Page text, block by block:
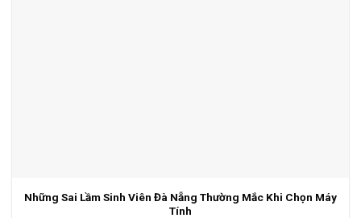
Những Sai Lầm Sinh Viên Đà Nẵng Thường Mắc Khi Chọn Máy
Tính